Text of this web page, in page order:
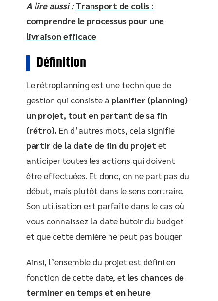
A lire aussi : Transport de colis :
comprendre le processus pour une
livraison efficace
Définition
Le rétroplanning est une technique de
gestion qui consiste à planifier (planning)
un projet, tout en partant de sa fin
(rétro). En d’autres mots, cela signifie
partir de la date de fin du projet et
anticiper toutes les actions qui doivent
être effectuées. Et donc, on ne part pas du
début, mais plutôt dans le sens contraire.
Son utilisation est parfaite dans le cas où
vous connaissez la date butoir du budget
et que cette dernière ne peut pas bouger.
Ainsi, l’ensemble du projet est défini en
fonction de cette date, et les chances de
terminer en temps et en heure